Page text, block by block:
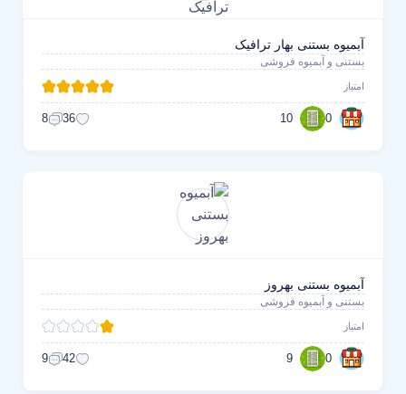
آبمیوه بستنی بهار ترافیک
بستنی و آبمیوه فروشی
امتیاز
0
10
36
8
آبمیوه بستنی بهروز
بستنی و آبمیوه فروشی
امتیاز
0
9
42
9